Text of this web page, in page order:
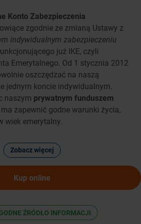
Konto Zabezpieczenia
zgodnie ze zmianą Ustawy z
indywidualnym zabezpieczeniu
już IKE, czyli
Emerytalnego. Od 1 stycznia 2012
oszczędzać na naszą
jednym koncie indywidualnym.
naszym prywatnym funduszem
zapewnić godne warunki życia,
wiek emerytalny.
Zobacz więcej
Kup online
ŹRÓDŁO INFORMACJI